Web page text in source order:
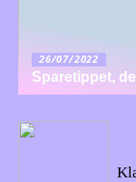
26/07/2022
Sparetippet,